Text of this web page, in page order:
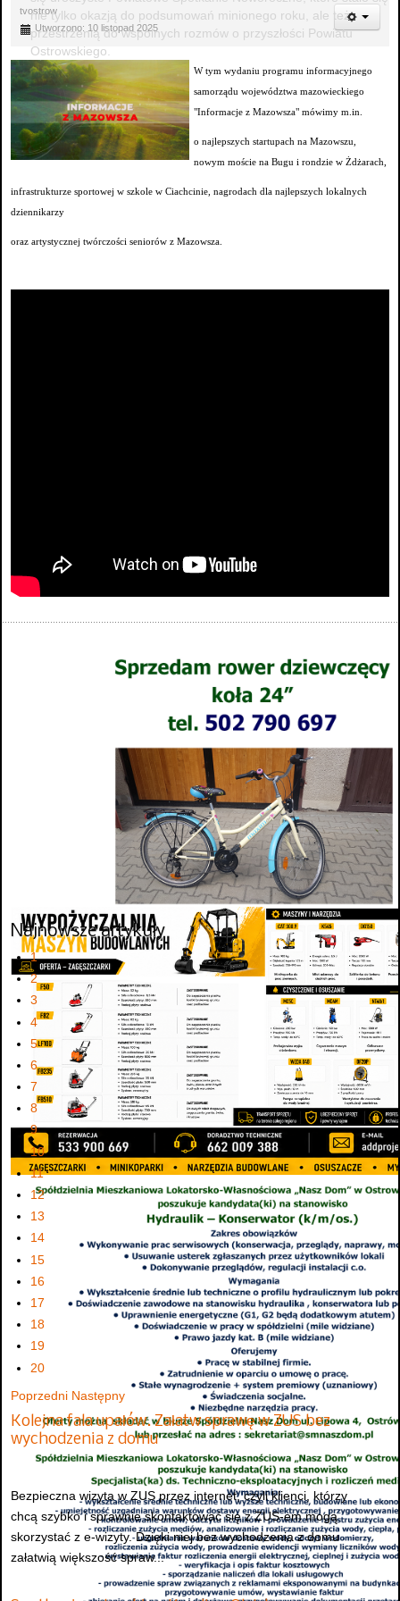
nie tylko okazją do podsumowań minionego roku, ale też
przestrzenią do wspólnych rozmów o przyszłości Powiatu
Ostrowskiego.
tvostrow
Utworzono: 10 listopad 2025
W tym wydaniu programu informacyjnego
samorządu województwa mazowieckiego
"Informacje z Mazowsza" mówimy m.in.
o najlepszych startupach na Mazowszu,
nowym moście na Bugu i rondzie w Żdżarach,
infrastrukturze sportowej w szkole w Ciachcinie, nagrodach dla najlepszych lokalnych
dziennikarzy
oraz artystycznej twórczości seniorów z Mazowsza.
Najnowsze artykuły
1
2
3
4
5
6
7
8
9
10
11
12
13
14
15
16
17
18
19
20
Poprzedni Następny
Kolejna fala upałów. Załatw sprawę w ZUS bez
wychodzenia z domu
Bezpieczna wizyta w ZUS przez internet, czyli klienci, którzy
chcą szybko i sprawnie skontaktować się z ZUS-em mogą
skorzystać z e-wizyty. Dzięki niej bez wychodzenia z domu
załatwią większość spraw...